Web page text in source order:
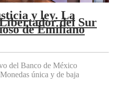
y ley. La
del Sur
de Emiliano
del Banco de México
única y de baja